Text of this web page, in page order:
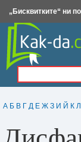
А Б В Г Д Е Ж З И Й К Л
Insert.bg
„Бисквитките“ ни